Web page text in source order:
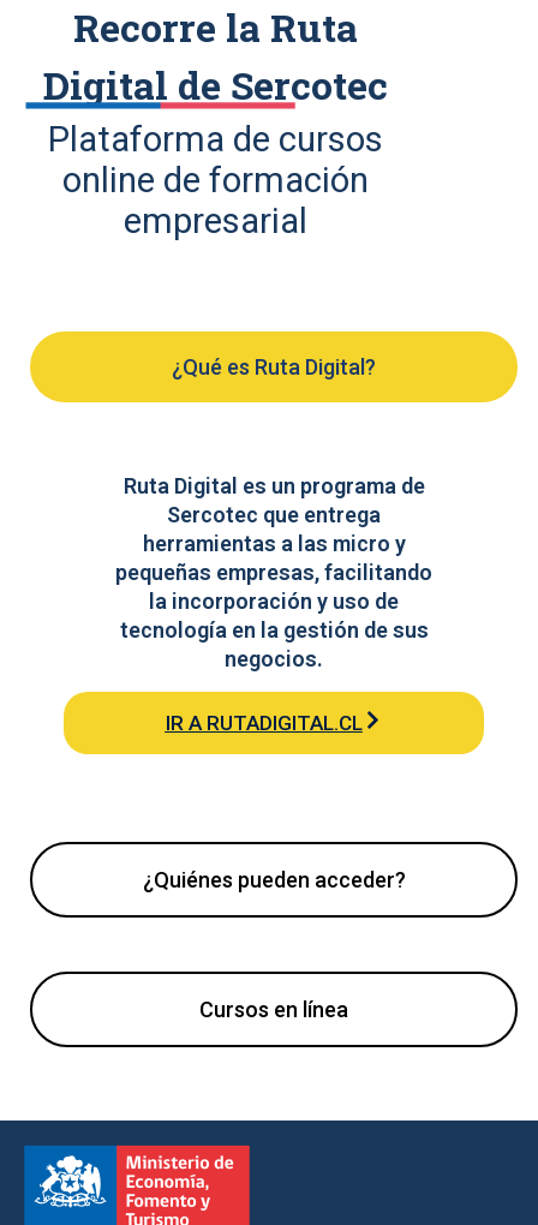
Recorre la Ruta
Digital de Sercotec
Plataforma de cursos
online de formación
empresarial
¿Qué es Ruta Digital?
¿Quiénes pueden acceder?
Cursos en línea
Ruta Digital es un programa de
Sercotec que entrega
herramientas a las micro y
pequeñas empresas, facilitando
la incorporación y uso de
tecnología en la gestión de sus
negocios.
IR A RUTADIGITAL.CL